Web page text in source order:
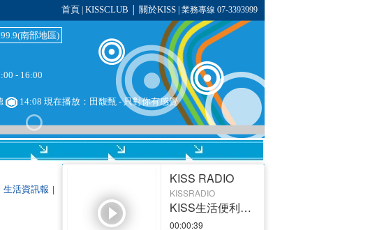
首頁 KISSCLUB 關於KISS| 業務專線 07-3393999
南部地區)
- 16:00
14:08 現在播放： 田馥甄- 只對你有感覺
生活資訊報 |